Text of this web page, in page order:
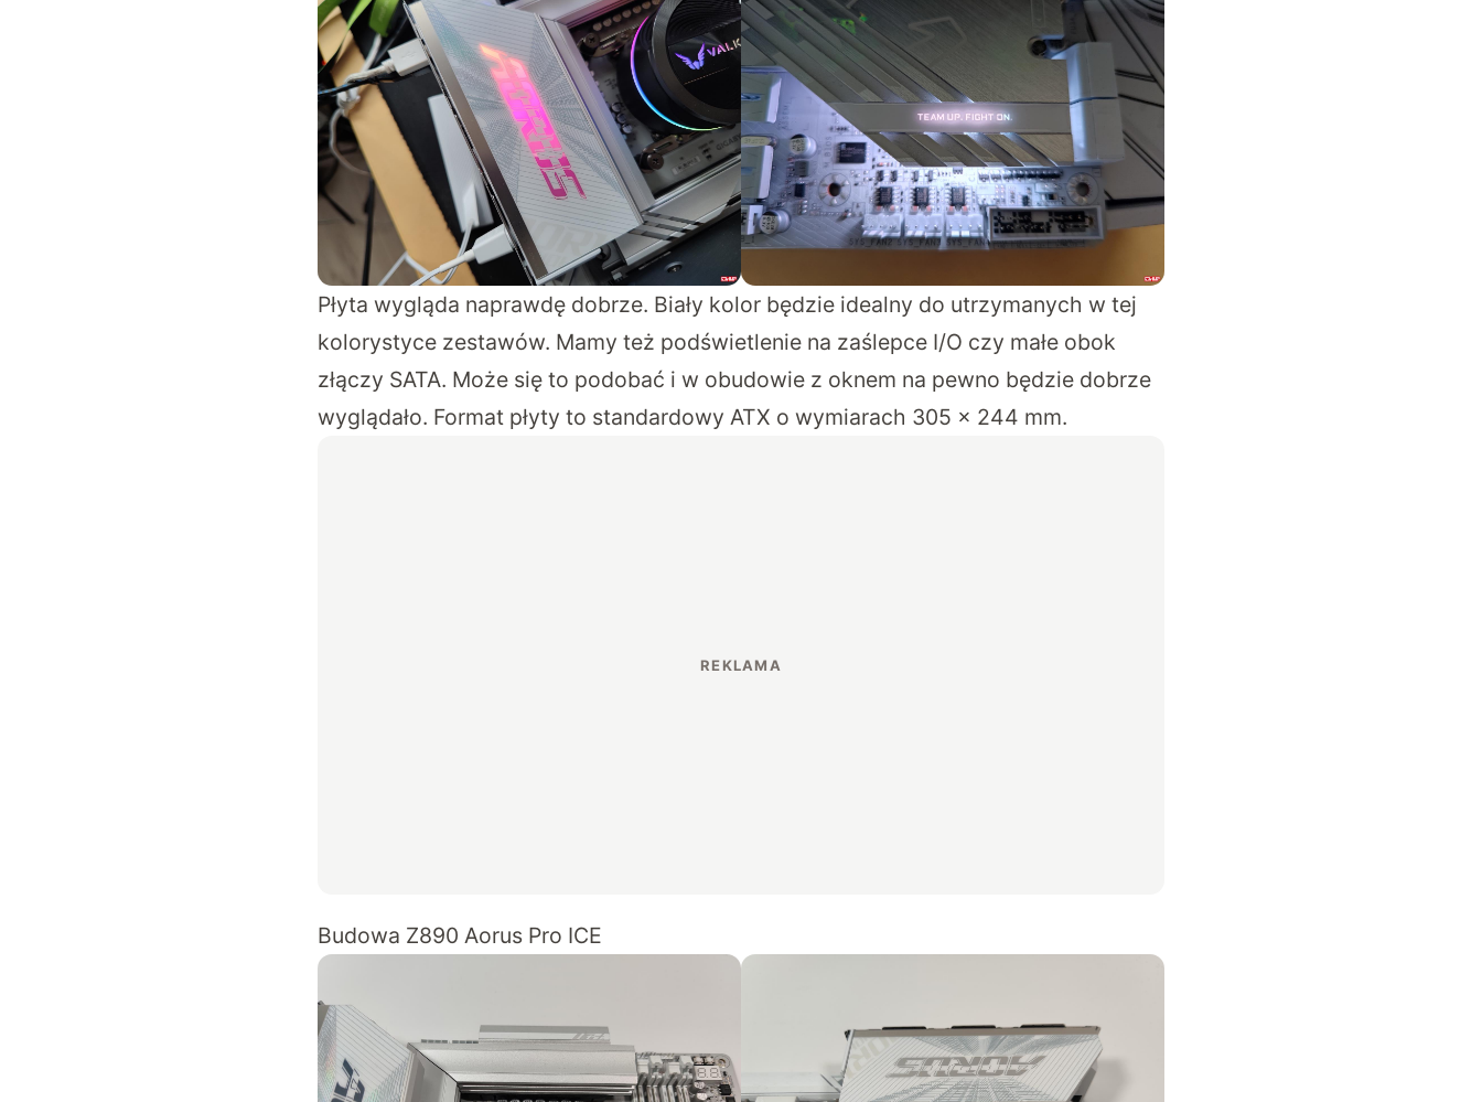
Płyta wygląda naprawdę dobrze. Biały kolor będzie idealny do utrzymanych w tej
kolorystyce zestawów. Mamy też podświetlenie na zaślepce I/O czy małe obok
złączy SATA. Może się to podobać i w obudowie z oknem na pewno będzie dobrze
wyglądało. Format płyty to standardowy ATX o wymiarach 305 x 244 mm.
Budowa Z890 Aorus Pro ICE